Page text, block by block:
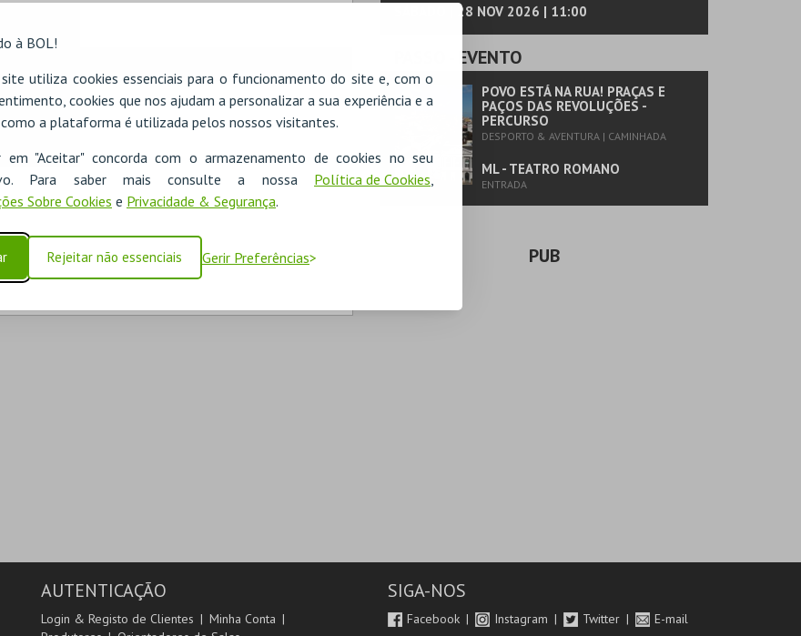
à BOL!
utiliza cookies essenciais para o funcionamento do site e, com o
cookies que nos ajudam a personalizar a sua experiência e a
como a plataforma é utilizada pelos nossos visitantes.
em "Aceitar" concorda com o armazenamento de cookies no seu
Para saber mais consulte a nossa Política de Cookies
Sobre Cookies e Privacidade & Segurança.
Rejeitar não essenciais Gerir Preferências
SÁBADO | 28 NOV 2026 | 11:00
- EVENTO
POVO ESTÁ NA RUA! PRAÇAS E
PAÇOS DAS REVOLUÇÕES -
PERCURSO
DESPORTO & AVENTURA | CAMINHADA
ML - TEATRO ROMANO
ENTRADA
PUB
AUTENTICAÇÃO
Login & Registo de Clientes
Minha Conta
SIGA-NOS
Facebook Instagram Twitter E-mail